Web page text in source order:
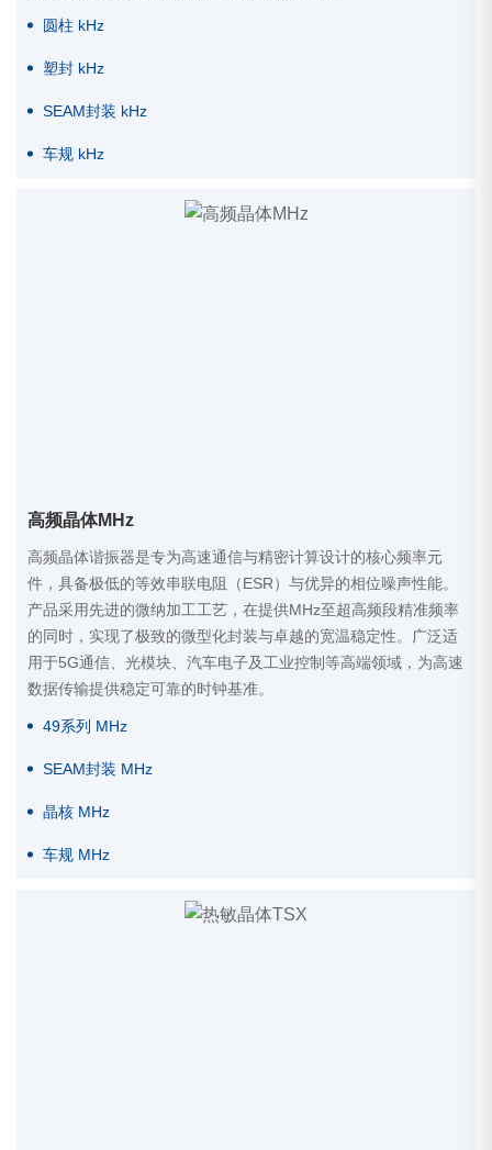
圆柱 kHz
塑封 kHz
SEAM封装 kHz
车规 kHz
高频晶体MHz
高频晶体谐振器是专为高速通信与精密计算设计的核心频率元
件，具备极低的等效串联电阻（ESR）与优异的相位噪声性能。
产品采用先进的微纳加工工艺，在提供MHz至超高频段精准频率
的同时，实现了极致的微型化封装与卓越的宽温稳定性。广泛适
用于5G通信、光模块、汽车电子及工业控制等高端领域，为高速
数据传输提供稳定可靠的时钟基准。
49系列 MHz
SEAM封装 MHz
晶核 MHz
车规 MHz